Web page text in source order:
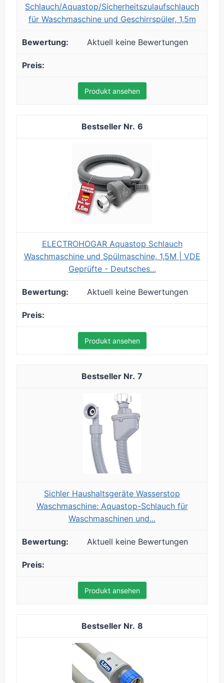
Schlauch/Aquastop/Sicherheitszulaufschlauch
für Waschmaschine und Geschirrspüler, 1,5m
Aktuell keine Bewertungen
Produkt ansehen
6
ELECTROHOGAR Aquastop Schlauch
Waschmaschine und Spülmaschine, 1,5M | VDE
Geprüfte - Deutsches...
Aktuell keine Bewertungen
Produkt ansehen
7
Sichler Haushaltsgeräte Wasserstop
Waschmaschine: Aquastop-Schlauch für
Waschmaschinen und...
Aktuell keine Bewertungen
Produkt ansehen
8